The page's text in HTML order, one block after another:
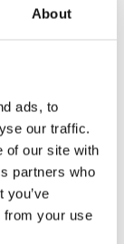
About
ads, to
our traffic.
of our site with
partners who
you’ve
from your use